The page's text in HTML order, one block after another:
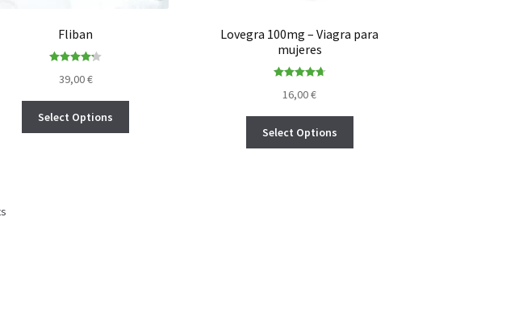
Fliban
out of 5
39,00€
Select Options
Lovegra 100mg – Viagra para
mujeres
out of 5
16,00€
Select Options